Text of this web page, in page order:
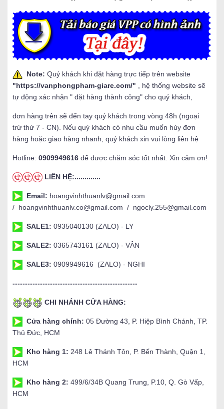
Note: Quý khách khi đặt hàng trực tiếp trên website
"https://vanphongpham-giare.com/"
, hệ thống website sẽ
tự động xác nhận " đặt hàng thành công" cho quý khách,
đơn hàng trên sẽ đến tay quý khách trong vòng 48h (ngoại
trừ thứ 7 - CN). Nếu quý khách có nhu cầu muốn hủy đơn
hàng hoặc giao hàng nhanh, quý khách xin vui lòng liên hệ
Hotline: 0909949616 để được chăm sóc tốt nhất. Xin cảm ơn!
LIÊN HỆ:.............
Email: hoangvinhthuanlv@gmail.com
/ hoangvinhthuanlv.co@gmail.com / ngocly.255@gmail.com
SALE1: 0935040130 (ZALO) - LY
SALE2: 0365743161 (ZALO) - VÂN
SALE3: 0909949616 (ZALO) - NGHI
--------------------------------------------------
CHI NHÁNH CỬA HÀNG:
Cửa hàng chính: 05 Đường 43, P. Hiệp Bình Chánh, TP.
Thủ Đức, HCM
Kho hàng 1: 248 Lê Thánh Tôn, P. Bến Thành, Quận 1,
HCM
Kho hàng 2: 499/6/34B Quang Trung, P.10, Q. Gò Vấp,
HCM